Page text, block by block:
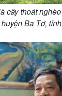
Tỷ
cây thoát
Ba Tơ,